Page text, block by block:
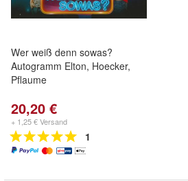
Wer weiß denn sowas?
Autogramm Elton, Hoecker,
Pflaume
20,20 €
+ 1,25 € Versand
1